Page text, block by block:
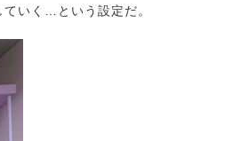
いく…という設定だ。